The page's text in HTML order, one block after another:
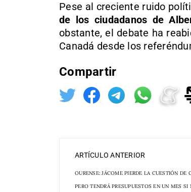
Pese al creciente ruido
de los ciudadanos de
obstante, el debate ha
Canadá desde los
Compartir
ARTÍCULO ANTERIOR
OURENSE: JÁCOME PIERDE LA CUESTIÓN DE
PERO TENDRÁ PRESUPUESTOS EN UN MES SI